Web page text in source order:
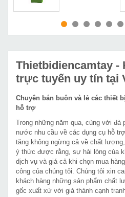
MUA NGAY
Thietbidiencamtay -
trực tuyến uy tín tại
Chuyên bán buôn và lẻ các thiết
hỗ trợ
Trong những năm qua, cùng với đà
nước nhu cầu về các dụng cụ hỗ
tăng không ngừng cả về chất
ý thức được rằng, sự hài lòng của
dịch vụ và giá cả khi chọn mua
công của chúng tôi. Chúng tôi xin
khách hàng những sản phẩm chất
gốc xuất xứ với giá thành cạnh